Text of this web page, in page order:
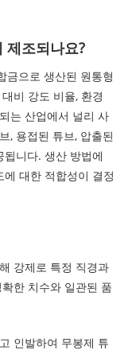
제조되나요?
금으로 생산된 원통형
비 강도 비율, 환경
는 산업에서 널리 사
, 용접된 튜브, 압출된
니다. 생산 방법에
대한 적합성이 결정
강제로 특정 직경과
한 치수와 일관된 품
인발하여 무봉제 튜